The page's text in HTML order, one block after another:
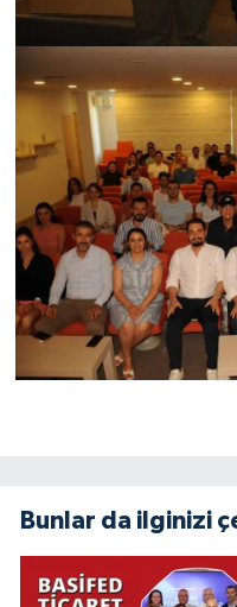
Bunlar da ilginizi